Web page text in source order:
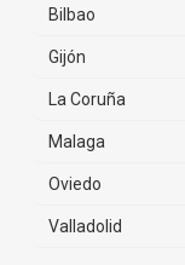
Bilbao
Gijón
La Coruña
Malaga
Oviedo
Valladolid